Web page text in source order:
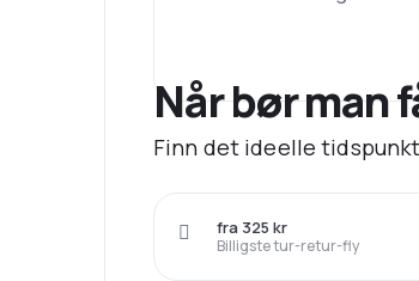
Når bør
Finn det ideelle
Billigste tur-retur-fly
fra 325 kr